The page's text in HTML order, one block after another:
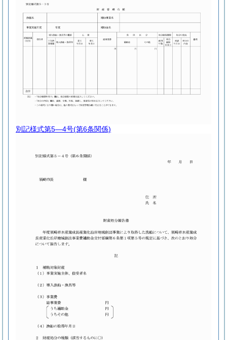
別記様式第5―4号(第6条関係)